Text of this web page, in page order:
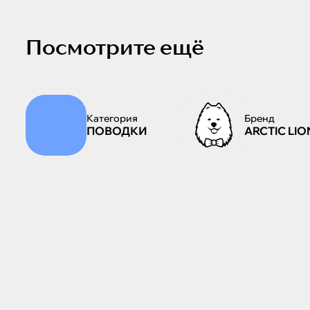
Посмотрите ещё
Категория
ПОВОДКИ
Бренд
ARCTIC